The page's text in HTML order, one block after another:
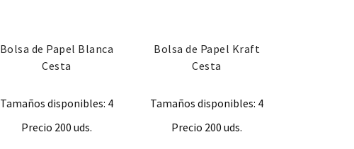
Bolsa de Papel Blanca
Cesta
Tamaños disponibles: 4
Precio 200 uds.
Bolsa de Papel Kraft
Cesta
Tamaños disponibles: 4
Precio 200 uds.